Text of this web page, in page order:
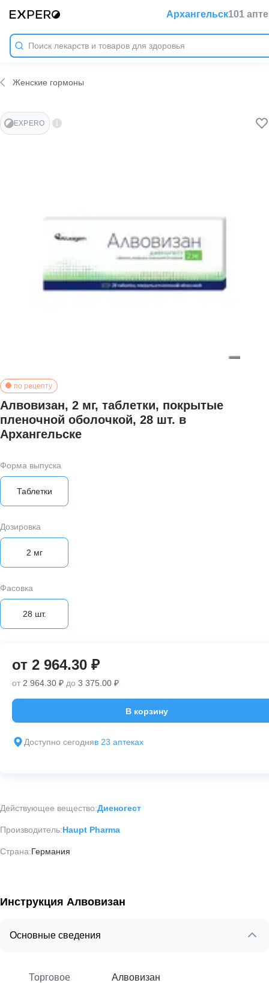
Архангельск101
Женские гормоны
EXPERO
по рецепту
Алвовизан, 2 мг, таблетки, покрытые
пленочной оболочкой, 28 шт. в
Архангельске
Форма выпуска
Таблетки
Дозировка
2 мг
Фасовка
28 шт.
от 2 964.30 ₽
от 2 964.30 ₽ до 3 375.00 ₽
В корзину
Доступно сегодняв 23 аптеках
Действующее вещество:Диеногест
Производитель:Haupt Pharma
Страна:Германия
Инструкция Алвовизан
Основные сведения
Торговое
Алвовизан